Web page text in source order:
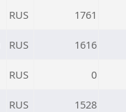
RUS 1761
RUS 1616
RUS 0
RUS 1528